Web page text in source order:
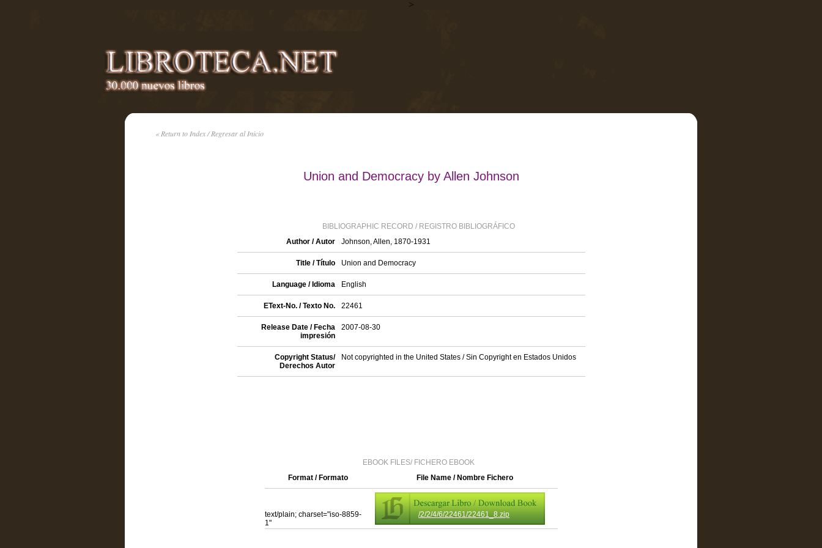
>
« Return to Index / Regresar al Inicio
Union and Democracy by Allen Johnson
BIBLIOGRAPHIC RECORD / REGISTRO BIBLIOGRÁFICO
Author / Autor
Johnson, Allen, 1870-1931
Title / Título Union and Democracy
Language / Idioma English
EText-No. / Texto No. 22461
Release Date / Fecha
impresión
2007-08-30
Copyright Status/
Derechos Autor
Not copyrighted in the United States / Sin Copyright en Estados Unidos
EBOOK FILES/ FICHERO EBOOK
Format / Formato
File Name / Nombre Fichero
text/plain; charset="iso-8859-
1"
/2/2/4/6/22461/22461_8.zip